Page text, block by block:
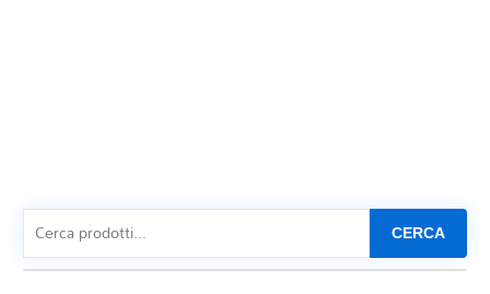
CERCA